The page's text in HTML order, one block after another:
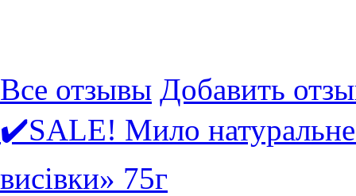
Все отзывы Добавить
✔️SALE! Мило
висівки» 75г